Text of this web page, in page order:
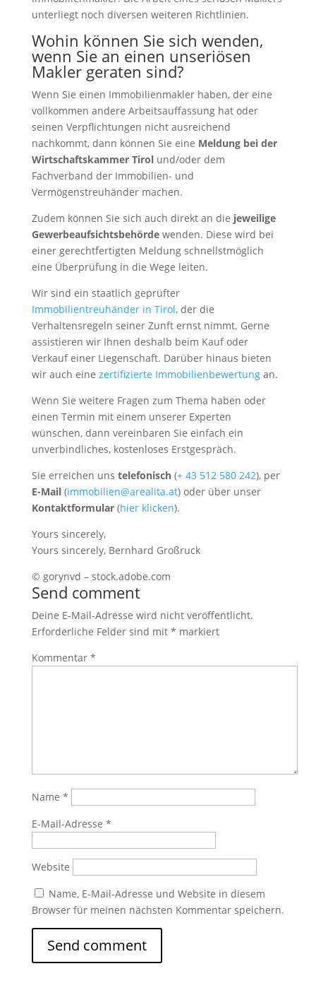
unterliegt noch diversen weiteren Richtlinien.
Wohin können Sie sich wenden,
wenn Sie an einen unseriösen
Makler geraten sind?
Wenn Sie einen Immobilienmakler haben, der eine
vollkommen andere Arbeitsauffassung hat oder
seinen Verpflichtungen nicht ausreichend
nachkommt, dann können Sie eine Meldung bei der
Wirtschaftskammer Tirolund/oder dem
Fachverband der Immobilien- und
Vermögenstreuhänder machen.
Zudem können Sie sich auch direkt an die jeweilige
Gewerbeaufsichtsbehördewenden. Diese wird bei
einer gerechtfertigten Meldung schnellstmöglich
eine Überprüfung in die Wege leiten.
Wir sind ein staatlich geprüfter
Immobilientreuhänder in Tirol,der die
Verhaltensregeln seiner Zunft ernst nimmt. Gerne
assistieren wir Ihnen deshalb beim Kauf oder
Verkauf einer Liegenschaft. Darüber hinaus bieten
wir auch eine zertifizierte Immobilienbewertungan.
Wenn Sie weitere Fragen zum Thema haben oder
einen Termin mit einem unserer Experten
wünschen, dann vereinbaren Sie einfach ein
unverbindliches, kostenloses Erstgespräch.
Sie erreichen uns telefonisch(+ 43 512 580 242), per
E-Mail(immobilien@arealita.at) oder über unser
Kontaktformular(hier klicken).
Yours sincerely,
Yours sincerely, Bernhard Großruck
© gorynvd – stock.adobe.com
Send comment
Deine E-Mail-Adresse wird nicht veröffentlicht.
Erforderliche Felder sind mit * markiert
Kommentar *
Name *
E-Mail-Adresse *
Website
Name, E-Mail-Adresse und Website in diesem
Browser für meinen nächsten Kommentar speichern.